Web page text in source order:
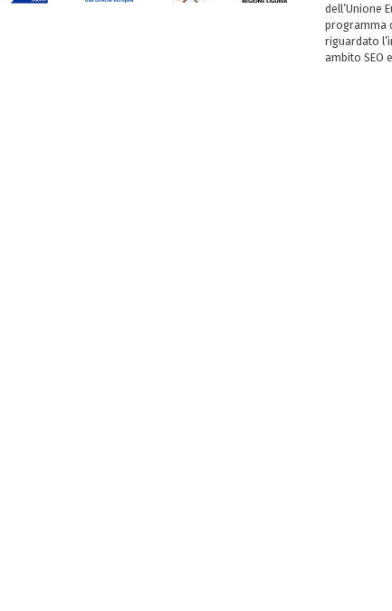
dell’Unione
programma
riguardato
ambito SEO